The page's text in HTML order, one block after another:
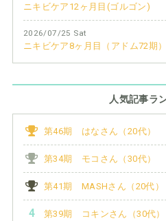
ニキビケア12ヶ月目(ゴルゴン)
2026/07/25 Sat
ニキビケア8ヶ月目（アドム72期）
人気記事ラ
第46期 はなさん（20代）
第34期 モコさん（30代）
第41期 MASHさん（20代）
第39期 コキンさん（30代）